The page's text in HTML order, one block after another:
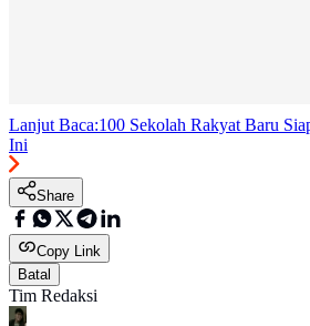
Lanjut Baca:100 Sekolah Rakyat Baru
Ini
Share
Copy Link
Batal
Tim Redaksi